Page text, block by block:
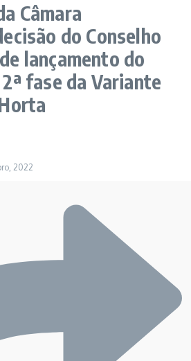
Câmara
do Conselho
lançamento do
fase da Variante
2022